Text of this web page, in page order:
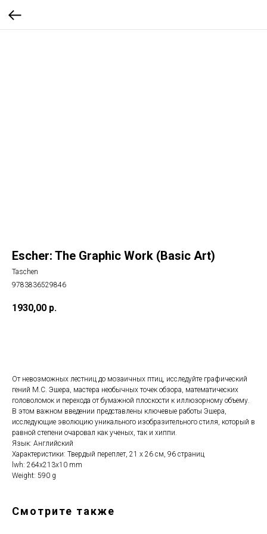
Escher: The Graphic Work (Basic Art)
Taschen
9783836529846
1930,00 р.
От невозможных лестниц до мозаичных птиц, исследуйте графический
гений М.С. Эшера, мастера необычных точек обзора, математических
головоломок и перехода от бумажной плоскости к иллюзорному объему.
В этом важном введении представлены ключевые работы Эшера,
исследующие эволюцию уникального изобразительного стиля, который в
равной степени очаровал как ученых, так и хиппи.
Язык: Английский
Характеристики: Твердый переплет, 21 x 26 см, 96 страниц
lwh: 264x213x10 mm
Weight: 590 g
Смотрите также